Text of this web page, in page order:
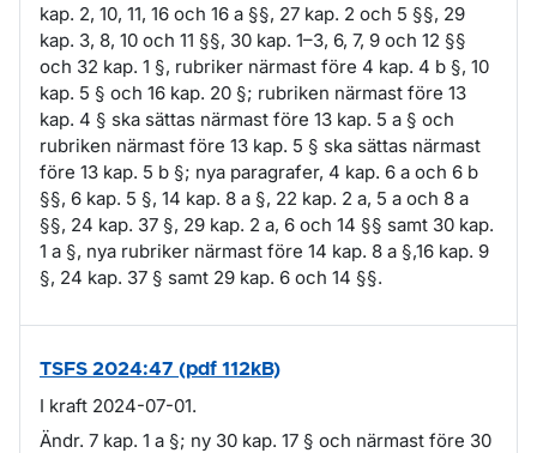
kap. 2, 10, 11, 16 och 16 a §§, 27 kap. 2 och 5 §§, 29
kap. 3, 8, 10 och 11 §§, 30 kap. 1–3, 6, 7, 9 och 12 §§
och 32 kap. 1 §, rubriker närmast före 4 kap. 4 b §, 10
kap. 5 § och 16 kap. 20 §; rubriken närmast före 13
kap. 4 § ska sättas närmast före 13 kap. 5 a § och
rubriken närmast före 13 kap. 5 § ska sättas närmast
före 13 kap. 5 b §; nya paragrafer, 4 kap. 6 a och 6 b
§§, 6 kap. 5 §, 14 kap. 8 a §, 22 kap. 2 a, 5 a och 8 a
§§, 24 kap. 37 §, 29 kap. 2 a, 6 och 14 §§ samt 30 kap.
1 a §, nya rubriker närmast före 14 kap. 8 a §,16 kap. 9
§, 24 kap. 37 § samt 29 kap. 6 och 14 §§.
TSFS 2024:47 (pdf 112kB)
I kraft 2024-07-01.
Ändr. 7 kap. 1 a §; ny 30 kap. 17 § och närmast före 30